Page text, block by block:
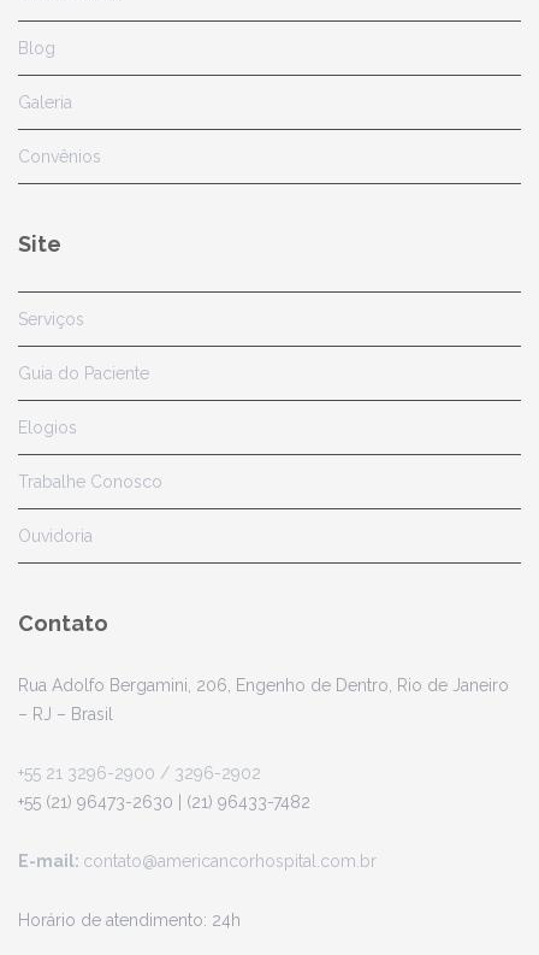
Blog
Galeria
Convênios
Site
Serviços
Guia do Paciente
Elogios
Trabalhe Conosco
Ouvidoria
Contato
Rua Adolfo Bergamini, 206, Engenho de Dentro, Rio de Janeiro
– RJ – Brasil
+55 21 3296-2900 / 3296-2902
+55 (21) 96473-2630 | (21) 96433-7482
E-mail: contato@americancorhospital.com.br
Horário de atendimento: 24h